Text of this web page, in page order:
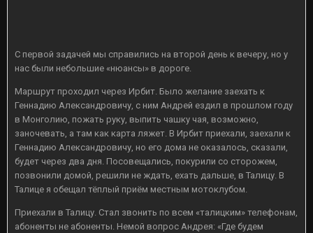
С первой задачей мы справились на второй день к вечеру, но у
нас были небольшие «нюансы» в дороге.
Маршрут проходил через Ирбит. Было желание заехать к
Геннадию Александровичу, с ним Андрей ездил в прошлом году
в Монголию, пожать руку, выпить чашку чая, возможно,
заночевать, а там как карта ляжет. В Ирбит приехали, заехали к
Геннадию Александровичу, но его дома не оказалось, сказали,
будет через два дня. Посовещались, покурили со сторожем,
позвонили домой, решили не ждать, ехать дальше, в Талицу. В
Талице я обещал тёплый приём местным мотоклубом.
Приехали в Талицу. Стал звонить по всем «талицким» телефонам,
абоненты не абоненты. Немой вопрос Андрея: «Где будем